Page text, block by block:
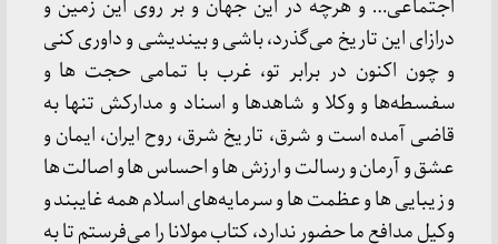
اجتماعی… و هرچه در این جهان و بر روی این زمین و
درازای این تاریخ می‌گذرد، باشی و بیندیشی و داوری کنی
و چون اکنون در برابر تو، غرب با تمامی حجت ها و
سفسطه‌ها و وکلا و شاهدها و اسناد و مدارکش تنها به
قاضی آمده است و شرق، تاریخ شرق، روح ایران، ایمان و
عشق و آرمان و رسالت و ارزش ها و احساس ها و اصالت ها
و زیبایی ها و عظمت ها و سرمایه‌های اسلام همه غایبند و
وکیل مدافع ما حضور ندارد، کتاب مولانا را می‌فرستم تا به